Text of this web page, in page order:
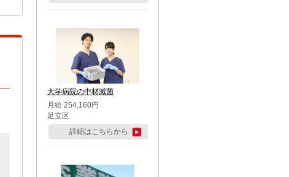
大学病院の中材滅菌
月給 254,160円
足立区
詳細はこちらから